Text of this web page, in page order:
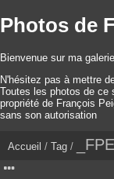
Photos de
Bienvenue sur ma
N'hésitez pas à mettre
Toutes les photos de ce
propriété de François
sans son autorisation
Accueil / Tag /